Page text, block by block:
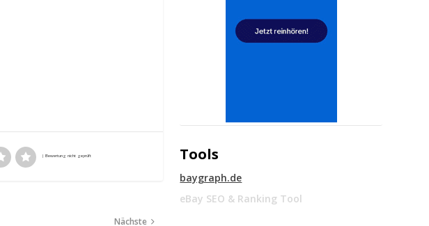
Nächste
Tools
baygraph.de
eBay SEO & Ranking Tool